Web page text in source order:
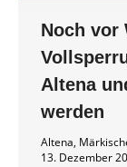
Noch vor
Altena
werden
Altena,
13. Dezember